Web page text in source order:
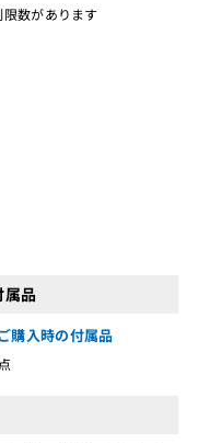
数があります
品
購入時の付属品